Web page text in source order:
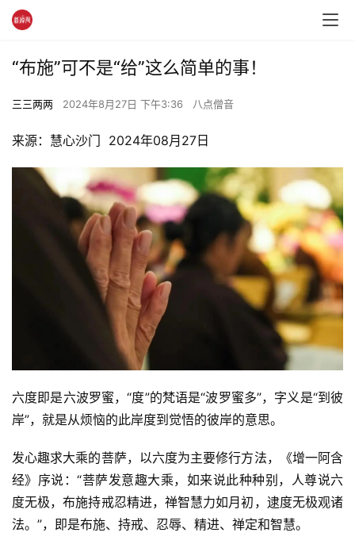
“布施”可不是“给”这么简单的事！
三三两两 2024年8月27日 下午3:36 八点僧音
来源：慧心沙门  2024年08月27日
六度即是六波罗蜜，“度”的梵语是“波罗蜜多”，字义是“到彼
岸”，就是从烦恼的此岸度到觉悟的彼岸的意思。
发心趣求大乘的菩萨，以六度为主要修行方法，《增一阿含
经》序说：“菩萨发意趣大乘，如来说此种种别，人尊说六
度无极，布施持戒忍精进，禅智慧力如月初，逮度无极观诸
法。”，即是布施、持戒、忍辱、精进、禅定和智慧。